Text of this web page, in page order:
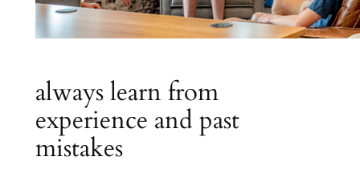
always learn from
experience and past
mistakes